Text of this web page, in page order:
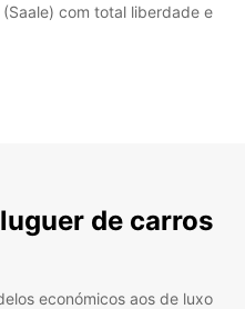
com total liberdade e
de carros
económicos aos de luxo